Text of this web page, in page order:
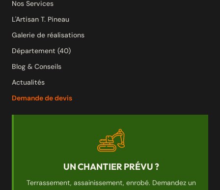
Nos Services
L'Artisan T. Pineau
Galerie de réalisations
Département (40)
Blog & Conseils
Actualités
Demande de devis
UN CHANTIER PRÉVU ?
Terrassement, assainissement, enrobé. Demandez un